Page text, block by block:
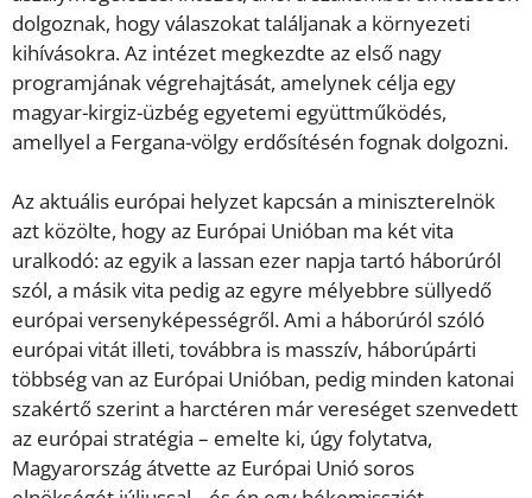
dolgoznak, hogy válaszokat találjanak a környezeti
kihívásokra. Az intézet megkezdte az első nagy
programjának végrehajtását, amelynek célja egy
magyar-kirgiz-üzbég egyetemi együttműködés,
amellyel a Fergana-völgy erdősítésén fognak dolgozni.
Az aktuális európai helyzet kapcsán a miniszterelnök
azt közölte, hogy az Európai Unióban ma két vita
uralkodó: az egyik a lassan ezer napja tartó háborúról
szól, a másik vita pedig az egyre mélyebbre süllyedő
európai versenyképességről. Ami a háborúról szóló
európai vitát illeti, továbbra is masszív, háborúpárti
többség van az Európai Unióban, pedig minden katonai
szakértő szerint a harctéren már vereséget szenvedett
az európai stratégia – emelte ki, úgy folytatva,
Magyarország átvette az Európai Unió soros